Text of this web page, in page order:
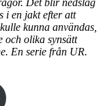
i en jakt efter att
kunna användas,
och olika synsätt
En serie från UR.